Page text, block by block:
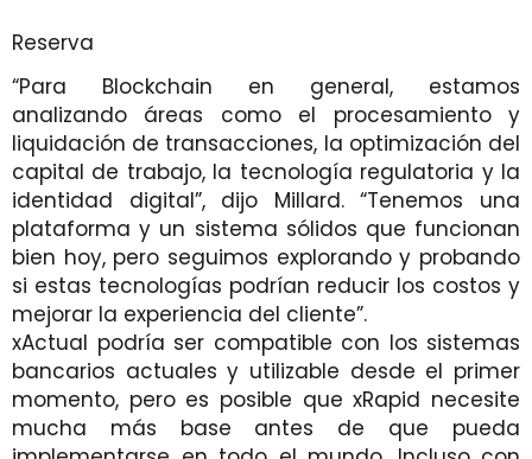
Reserva
“Para Blockchain en general, estamos
analizando áreas como el procesamiento y
liquidación de transacciones, la optimización del
capital de trabajo, la tecnología regulatoria y la
identidad digital”, dijo Millard. “Tenemos una
plataforma y un sistema sólidos que funcionan
bien hoy, pero seguimos explorando y probando
si estas tecnologías podrían reducir los costos y
mejorar la experiencia del cliente”.
xActual podría ser compatible con los sistemas
bancarios actuales y utilizable desde el primer
momento, pero es posible que xRapid necesite
mucha más base antes de que pueda